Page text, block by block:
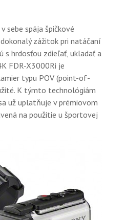
sebe spája špičkové
zážitok pri natáčaní
s hrdosťou zdieľať, ukladať a
FDR-X3000Ri je
typu POV (point-of-
K týmto technológiám
už uplatňuje v prémiovom
na použitie u športovej